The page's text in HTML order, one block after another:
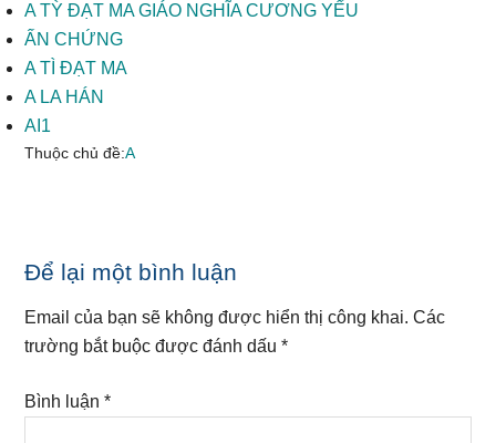
A TỲ ĐẠT MA GIÁO NGHĨA CƯƠNG YẾU
ẤN CHỨNG
A TÌ ĐẠT MA
A LA HÁN
AI1
Thuộc chủ đề:A
Reader
Interactions
Để lại một bình luận
Email của bạn sẽ không được hiển thị công khai. Các
trường bắt buộc được đánh dấu*
Bình luận*